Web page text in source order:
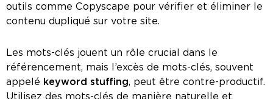
outils comme Copyscape pour vérifier et éliminer le
contenu dupliqué sur votre site.
Les mots-clés jouent un rôle crucial dans le
référencement, mais l’excès de mots-clés, souvent
appelé keyword stuffing, peut être contre-productif.
Utilisez des mots-clés de manière naturelle et